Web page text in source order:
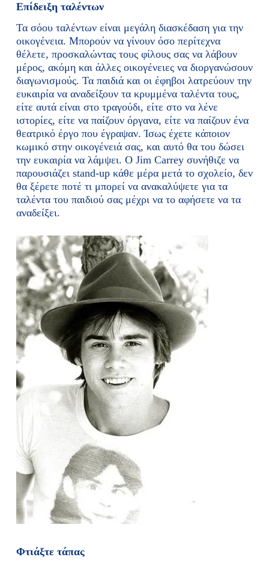
Επίδειξη ταλέντων
Τα σόου ταλέντων είναι μεγάλη διασκέδαση για την
οικογένεια. Μπορούν να γίνουν όσο περίτεχνα
θέλετε, προσκαλώντας τους φίλους σας να λάβουν
μέρος, ακόμη και άλλες οικογένειες να διοργανώσουν
διαγωνισμούς. Τα παιδιά και οι έφηβοι λατρεύουν την
ευκαιρία να αναδείξουν τα κρυμμένα ταλέντα τους,
είτε αυτά είναι στο τραγούδι, είτε στο να λένε
ιστορίες, είτε να παίζουν όργανα, είτε να παίζουν ένα
θεατρικό έργο που έγραψαν. Ίσως έχετε κάποιον
κωμικό στην οικογένειά σας, και αυτό θα του δώσει
την ευκαιρία να λάμψει. Ο Jim Carrey συνήθιζε να
παρουσιάζει stand-up κάθε μέρα μετά το σχολείο, δεν
θα ξέρετε ποτέ τι μπορεί να ανακαλύψετε για τα
ταλέντα του παιδιού σας μέχρι να το αφήσετε να τα
αναδείξει.
Φτιάξτε τάπας